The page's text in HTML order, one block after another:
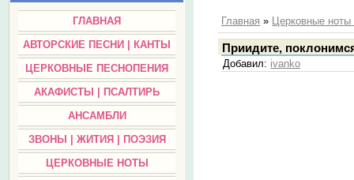
ГЛАВНАЯ
АВТОРСКИЕ ПЕСНИ | КАНТЫ
ЦЕРКОВНЫЕ ПЕСНОПЕНИЯ
АКАФИСТЫ | ПСАЛТИРЬ
АНСАМБЛИ
ЗВОНЫ | ЖИТИЯ | ПОЭЗИЯ
ЦЕРКОВНЫЕ НОТЫ
Главная » Церковные ноты
Приидите,
Добавил: ivanko